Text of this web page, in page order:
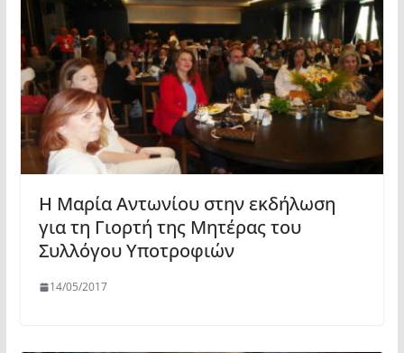
Η Μαρία Αντωνίου στην εκδήλωση
για τη Γιορτή της Μητέρας του
Συλλόγου Υποτροφιών
14/05/2017